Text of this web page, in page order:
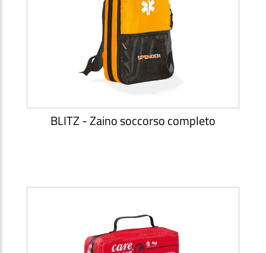
BLITZ - Zaino soccorso completo